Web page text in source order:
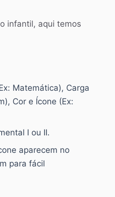
infantil, aqui temos
Matemática), Carga
Cor e Ícone (Ex:
I ou II.
aparecem no
para fácil